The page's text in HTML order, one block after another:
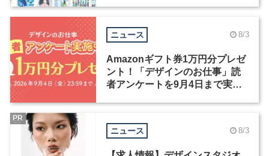
ニュース 8/3
Amazonギフト券1万円分プレゼ
ント！「デザインのお仕事」読
者アンケートを9月4日まで実施
ニュース 8/3
PR